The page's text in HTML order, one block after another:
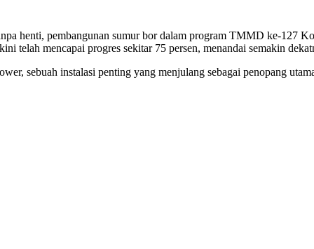
henti, pembangunan sumur bor dalam program TMMD ke-127
telah mencapai progres sekitar 75 persen, menandai semakin
sebuah instalasi penting yang menjulang sebagai penopang